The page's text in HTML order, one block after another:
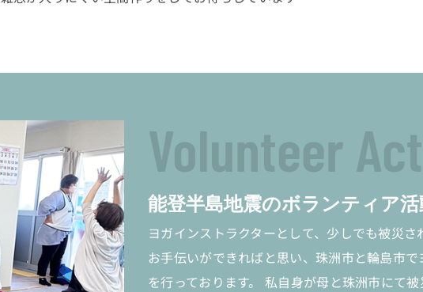
Volunteer
能登半島地震のボランティア
ヨガインストラクターとして、少しでも被災
お手伝いができればと思い、珠洲市と輪島市
を行っております。 私自身が母と珠洲市にて